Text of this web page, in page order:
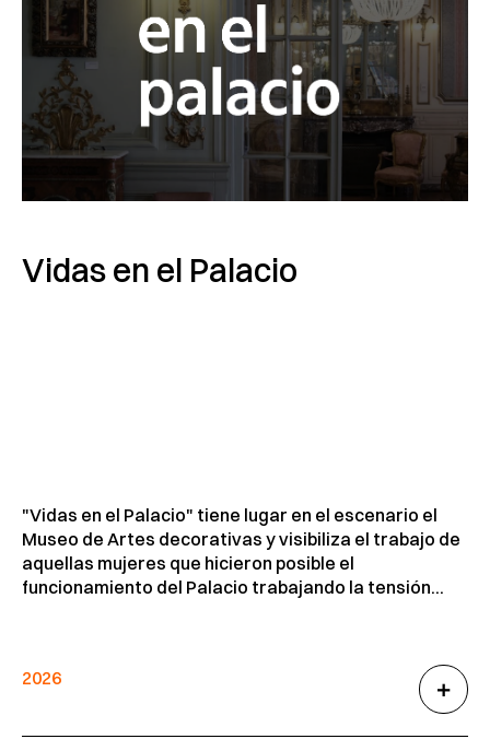
Vidas en el Palacio
"Vidas en el Palacio" tiene lugar en el escenario el
Museo de Artes decorativas y visibiliza el trabajo de
aquellas mujeres que hicieron posible el
funcionamiento del Palacio trabajando la tensión...
2026